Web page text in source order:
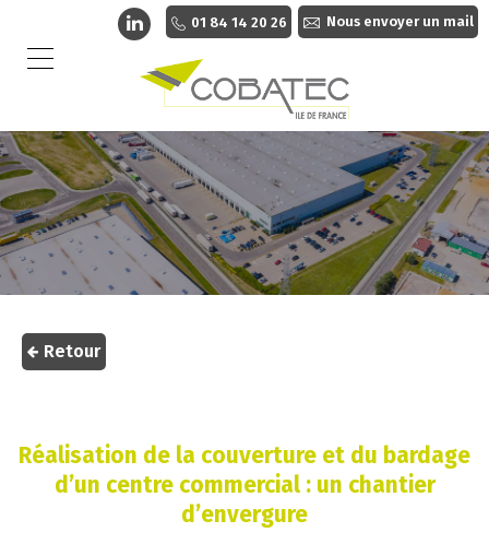
01 84 14 20 26 Nous envoyer un mail
Retour
Réalisation de la couverture et du bardage
d’un centre commercial : un chantier
d’envergure